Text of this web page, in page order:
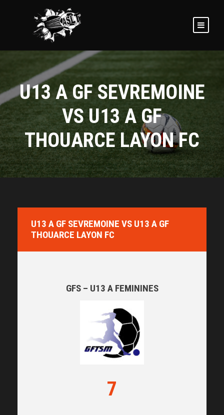
U13 A GF SEVREMOINE
VS U13 A GF
THOUARCE LAYON FC
U13 A GF SEVREMOINE VS U13 A GF
THOUARCE LAYON FC
GFS – U13 A FEMININES
7